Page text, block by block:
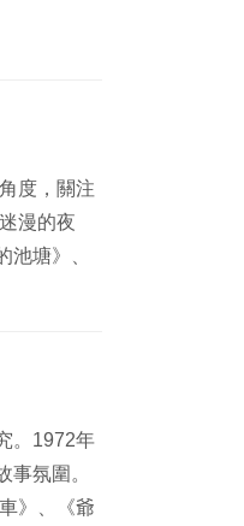
度，關注
漫的夜
池塘》、
。1972年
事氛圍。
》、《爺